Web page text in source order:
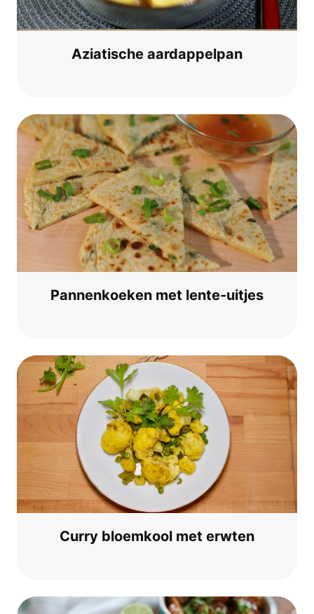
Azia­ti­sche aardappelpan
Pan­nen­koe­ken met lente-uitjes
Cur­ry bloem­kool met erwten